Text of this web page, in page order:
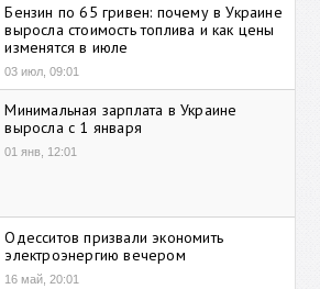
Бензин по 65 гривен: почему в Украине
выросла стоимость топлива и как цены
изменятся в июле
03 июл, 09:01
Минимальная зарплата в Украине
выросла с 1 января
01 янв, 12:01
Одесситов призвали экономить
электроэнергию вечером
16 май, 20:01